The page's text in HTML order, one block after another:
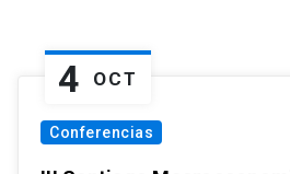
4 OCT
Conferencias